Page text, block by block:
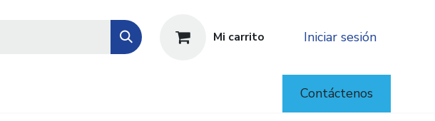
Mi carrito
Iniciar sesión
Contáctenos